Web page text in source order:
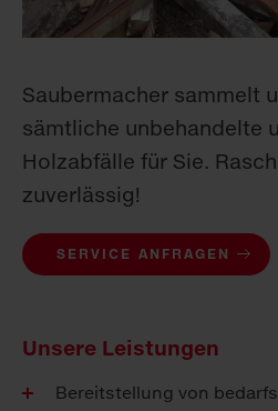
Saubermacher sammelt
sämtliche unbehandelte
Holzabfälle für Sie.
zuverlässig!
SERVICE ANFRAGEN
Unsere Leistungen
Bereitstellung von